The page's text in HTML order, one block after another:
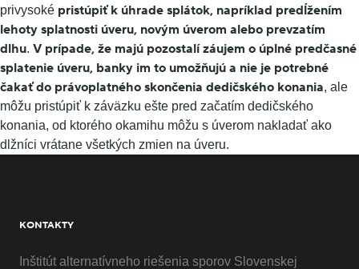
privysoké pristúpiť k úhrade splátok, napríklad predĺžením
lehoty splatnosti úveru, novým úverom alebo prevzatím
dlhu. V prípade, že majú pozostalí záujem o úplné predčasné
splatenie úveru, banky im to umožňujú a nie je potrebné
čakať do právoplatného skončenia dedičského konania, ale
môžu pristúpiť k záväzku ešte pred začatím dedičského
konania, od ktorého okamihu môžu s úverom nakladať ako
dlžníci vrátane všetkých zmien na úveru.
KONTAKTY
Inštitút alternatívneho riešenia sporov Slovenskej